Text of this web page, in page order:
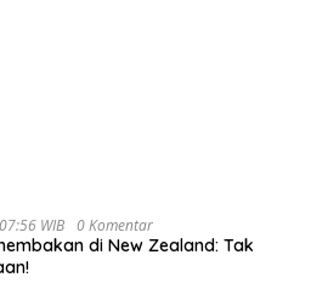
WIB 0 Komentar
di New Zealand: Tak